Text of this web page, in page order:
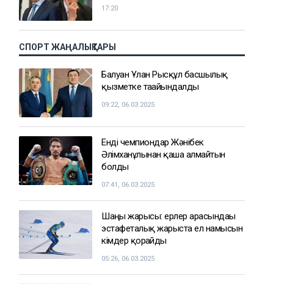
17:20
СПОРТ ЖАҢАЛЫҚТАРЫ
Балуан Ұлан Рысқұл басшылық
қызметке тағайындалды
09:22, 06.03.2025
Енді чемпиондар Жәнібек
Әлімханұлынан қаша алмайтын
болды
07:41, 06.03.2025
Шаңғы жарысы: ерлер арасындағы
эстафеталық жарыста ел намысын
кімдер қорғайды
05:26, 06.03.2025